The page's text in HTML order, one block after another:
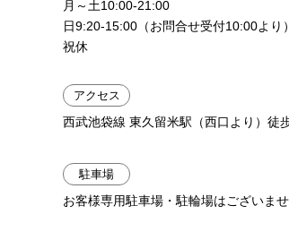
月～土10:00-21:00
日9:20-15:00（お問合せ受付10:00より）
祝休
アクセス
西武池袋線 東久留米駅（西口より）徒
駐車場
お客様専用駐車場・駐輪場はございませ